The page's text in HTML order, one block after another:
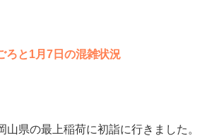
ろと1月7日の混雑状況
山県の最上稲荷に初詣に行きました。